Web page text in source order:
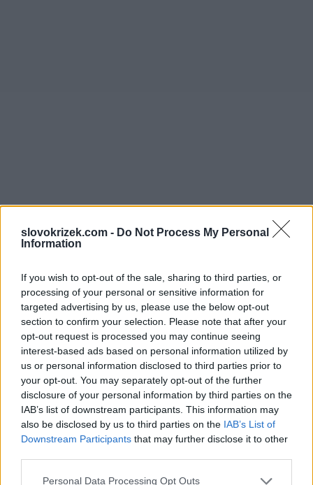
slovokrizek.com - Do Not Process My Personal
Information
If you wish to opt-out of the sale, sharing to third parties, or
processing of your personal or sensitive information for
targeted advertising by us, please use the below opt-out
section to confirm your selection. Please note that after your
opt-out request is processed you may continue seeing
interest-based ads based on personal information utilized by
us or personal information disclosed to third parties prior to
your opt-out. You may separately opt-out of the further
disclosure of your personal information by third parties on the
IAB’s list of downstream participants. This information may
also be disclosed by us to third parties on the IAB’s List of
Downstream Participants that may further disclose it to other
Personal Data Processing Opt Outs